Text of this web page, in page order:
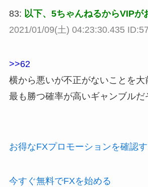
83: 以下、5ちゃんねるからVIPが
2021/01/09(土) 04:23:30.435
>>62
横から悪いが不正がないことを大
最も勝つ確率が高いギャンブルだ
お得なFXプロモーションを確認
今すぐ無料でFXを始める